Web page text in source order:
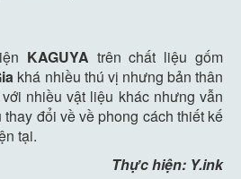
KAGUYA trên chất liệu gốm
khá nhiều thú vị nhưng bản thân
nhiều vật liệu khác nhưng vẫn
đổi về về phong cách thiết kế
tại.
Thực hiện: Y.ink